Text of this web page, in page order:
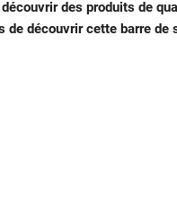
des produits de
de découvrir cette barre de